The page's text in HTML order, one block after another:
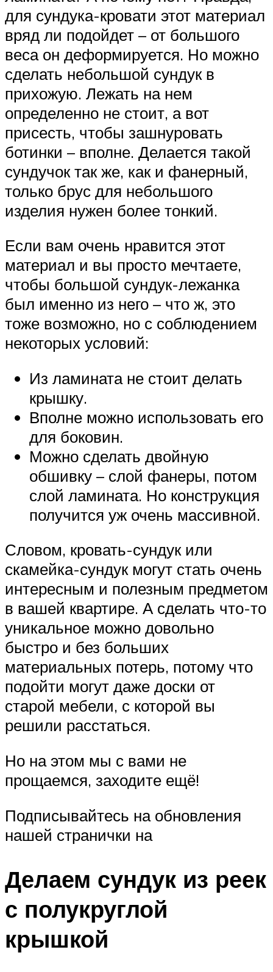
для сундука-кровати этот материал
вряд ли подойдет – от большого
веса он деформируется. Но можно
сделать небольшой сундук в
прихожую. Лежать на нем
определенно не стоит, а вот
присесть, чтобы зашнуровать
ботинки – вполне. Делается такой
сундучок так же, как и фанерный,
только брус для небольшого
изделия нужен более тонкий.
Если вам очень нравится этот
материал и вы просто мечтаете,
чтобы большой сундук-лежанка
был именно из него – что ж, это
тоже возможно, но с соблюдением
некоторых условий:
Из ламината не стоит делать
крышку.
Вполне можно использовать его
для боковин.
Можно сделать двойную
обшивку – слой фанеры, потом
слой ламината. Но конструкция
получится уж очень массивной.
Словом, кровать-сундук или
скамейка-сундук могут стать очень
интересным и полезным предметом
в вашей квартире. А сделать что-то
уникальное можно довольно
быстро и без больших
материальных потерь, потому что
подойти могут даже доски от
старой мебели, с которой вы
решили расстаться.
Но на этом мы с вами не
прощаемся, заходите ещё!
Подписывайтесь на обновления
нашей странички на
Делаем сундук из реек
с полукруглой
крышкой